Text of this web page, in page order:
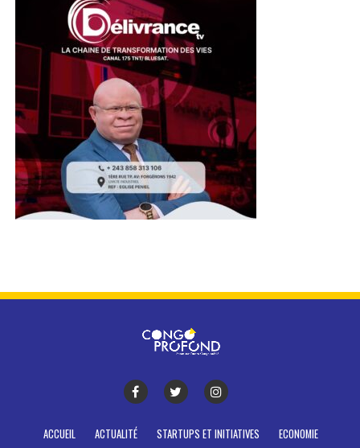
ACCUEIL ACTUALITÉ STARTUPS ET INITIATIVES
ECONOMIE